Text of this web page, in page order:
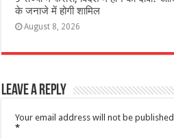
के जनाजे में होगी शामिल
August 8, 2026
Leave a Reply
Your email address will not be
*